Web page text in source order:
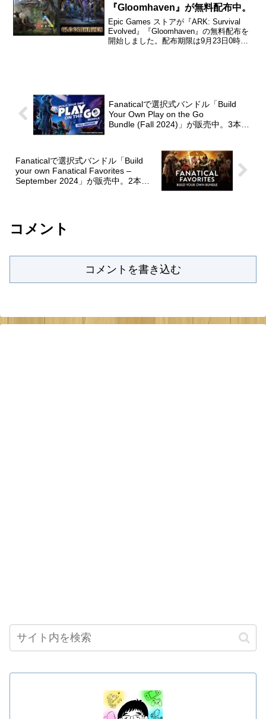
『Gloomhaven』が無料配布中。
Epic Games ストアが『ARK: Survival
Evolved』『Gloomhaven』の無料配布を
開始しました。配布期限は9月23日0時ま
Fanaticalで選択式バンドル「Build
Your Own Play on the Go
Bundle (Fall 2024)」が販売中。3本選
Fanaticalで選択式バンドル「Build
your own Fanatical Favorites –
September 2024」が販売中。2本選
コメント
コメントを書き込む